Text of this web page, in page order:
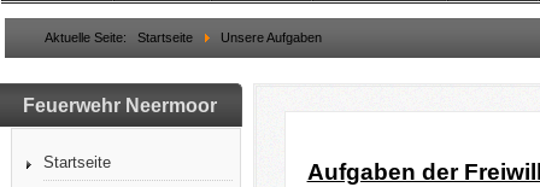
Aktuelle Seite: Startseite Unsere Aufgaben
Feuerwehr Neermoor
Startseite Aufgaben der